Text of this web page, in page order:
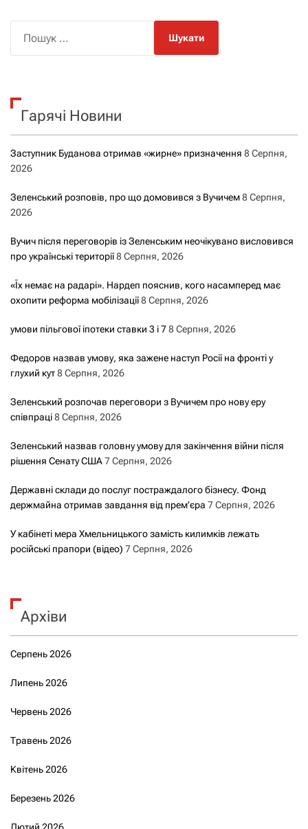
к
Гарячі Новини
Заступник Буданова отримав «жирне» призначення 8 Серпня,
2026
Зеленський розповів, про що домовився з Вучичем8 Серпня,
2026
Вучич після переговорів із Зеленським неочікувано висловився
про українські території8 Серпня, 2026
«Їх немає на радарі». Нардеп пояснив, кого насамперед має
охопити реформа мобілізації8 Серпня, 2026
умови пільгової іпотеки ставки 3 і 78 Серпня, 2026
Федоров назвав умову, яка зажене наступ Росії на фронті у
глухий кут8 Серпня, 2026
Зеленський розпочав переговори з Вучичем про нову еру
співпраці8 Серпня, 2026
Зеленський назвав головну умову для закінчення війни після
рішення Сенату США7 Серпня, 2026
Державні склади до послуг постраждалого бізнесу. Фонд
держмайна отримав завдання від прем’єра 7 Серпня, 2026
У кабінеті мера Хмельницького замість килимків лежать
російські прапори (відео) 7 Серпня, 2026
Архіви
Серпень 2026
Липень 2026
Червень 2026
Травень 2026
Квітень 2026
Березень 2026